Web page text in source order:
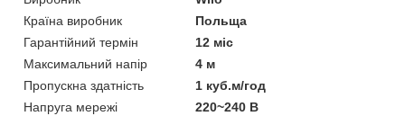
Країна виробник
Польща
Гарантійний термін
12 міс
Максимальний напір
4 м
Пропускна здатність
1 куб.м/год
Напруга мережі
220~240 В